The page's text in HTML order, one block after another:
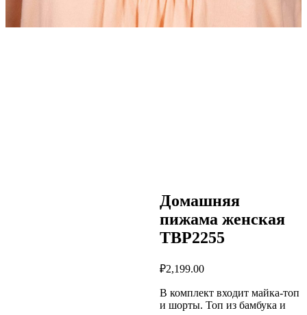
Домашняя
пижама женская
TBP2255
₽2,199.00
В комплект входит майка-топ
и шорты. Топ из бамбука и